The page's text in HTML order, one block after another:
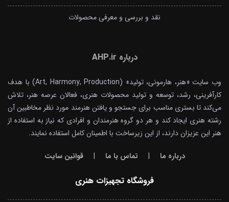
نقد و بررسی و معرفی محصولات
درباره AHP.ir
وب سایت «هنر، هارمونی، تولید» (Art, Harmony, Production) با هدف
کارآفرینی، رشد، توسعه و تولید محصولات هنری، فعالان عرصه هنر، تلاش
می‌کند تا بستری مناسب برای جستجو و یافتن هنرمند مورد نظر مخاطبین آن
رشته هنری ایجاد کند و هر دو گروه هنرمندان و افرادی که نیاز به استفاده از
هنر این عزیزان دارند، از این زیرساخت با اطمینان کامل استفاده نمایند.
درباره ما | تماس با ما |قوانین سایت
فروشگاه تجهیزات هنری